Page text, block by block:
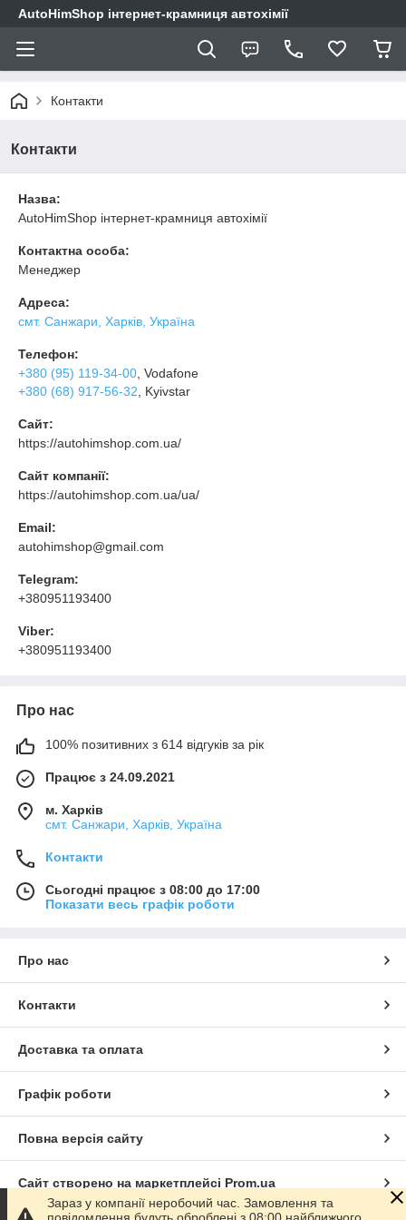
AutoHimShop інтернет-крамниця автохімії
Контакти
Контакти
Назва:
AutoHimShop інтернет-крамниця автохімії
Контактна особа:
Менеджер
Адреса:
смт. Санжари, Харків, Україна
Телефон:
+380 (95) 119-34-00 , Vodafone
+380 (68) 917-56-32 , Kyivstar
Сайт:
https://autohimshop.com.ua/
Сайт компанії:
https://autohimshop.com.ua/ua/
Email:
autohimshop@gmail.com
Telegram:
+380951193400
Viber:
+380951193400
Про нас
100% позитивних з 614 відгуків за рік
Працює з 24.09.2021
м. Харків
смт. Санжари, Харків, Україна
Контакти
Сьогодні працює з 08:00 до 17:00
Показати весь графік роботи
Про нас
Контакти
Доставка та оплата
Графік роботи
Повна версія сайту
Сайт створено на маркетплейсі Prom.ua
Зараз у компанії неробочий час. Замовлення та